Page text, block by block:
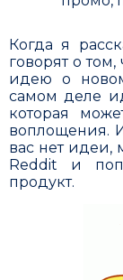
Когда я
говорят о
идею о
самом деле
которая
воплощения.
вас нет идеи,
Reddit и
продукт.